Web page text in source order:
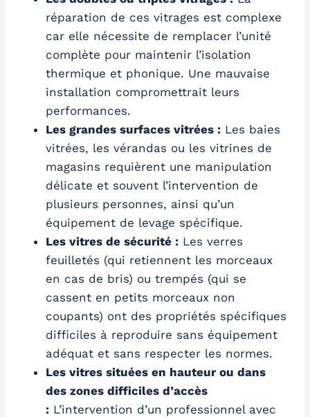
réparation de ces vitrages est complexe
car elle nécessite de remplacer l’unité
complète pour maintenir l’isolation
thermique et phonique. Une mauvaise
installation compromettrait leurs
performances.
Les grandes surfaces vitrées : Les baies
vitrées, les vérandas ou les vitrines de
magasins requièrent une manipulation
délicate et souvent l’intervention de
plusieurs personnes, ainsi qu’un
équipement de levage spécifique.
Les vitres de sécurité : Les verres
feuilletés (qui retiennent les morceaux
en cas de bris) ou trempés (qui se
cassent en petits morceaux non
coupants) ont des propriétés spécifiques
difficiles à reproduire sans équipement
adéquat et sans respecter les normes.
Les vitres situées en hauteur ou dans
des zones difficiles d’accès
: L’intervention d’un professionnel avec